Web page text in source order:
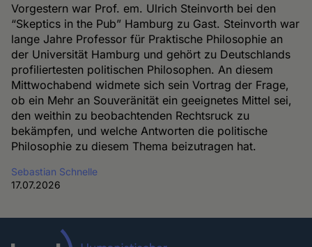
Vorgestern war Prof. em. Ulrich Steinvorth bei den
“Skeptics in the Pub” Hamburg zu Gast. Steinvorth war
lange Jahre Professor für Praktische Philosophie an
der Universität Hamburg und gehört zu Deutschlands
profiliertesten politischen Philosophen. An diesem
Mittwochabend widmete sich sein Vortrag der Frage,
ob ein Mehr an Souveränität ein geeignetes Mittel sei,
den weithin zu beobachtenden Rechtsruck zu
bekämpfen, und welche Antworten die politische
Philosophie zu diesem Thema beizutragen hat.
Sebastian Schnelle
17.07.2026